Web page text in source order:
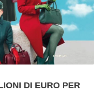
DI EURO PER